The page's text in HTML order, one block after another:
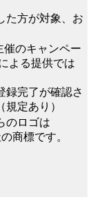
た方が対象、お
のキャンペー
よる提供では
録完了が確認さ
定あり）
のロゴは
商標です。